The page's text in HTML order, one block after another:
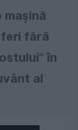
mașină
fără
în
al